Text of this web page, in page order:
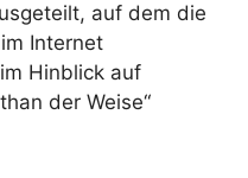
auf dem die
Internet
Hinblick auf
der Weise“